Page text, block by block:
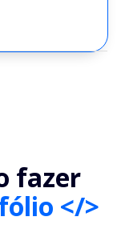
fazer
</>